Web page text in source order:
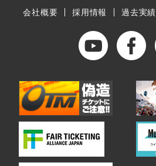
会社概要 採用情報 過去実績